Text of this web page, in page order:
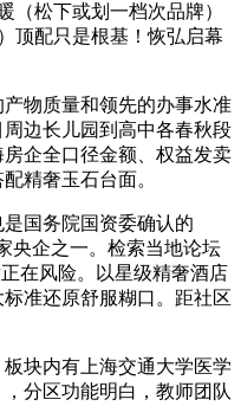
（松下或划一档次品牌）
顶配只是根基！恢弘启幕
物质量和领先的办事水准
边长儿园到高中各春秋段
企全口径金额、权益发卖
精奢玉石台面。
国务院国资委确认的
央企之一。‌‌检索当地论坛
在风险。以星级精奢酒店
准还原舒服糊口。距社区
块内有上海交通大学医学
分区功能明白，教师团队